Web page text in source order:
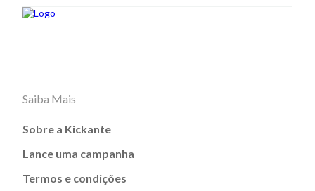
Saiba Mais
Sobre a Kickante
Lance uma campanha
Termos e condições